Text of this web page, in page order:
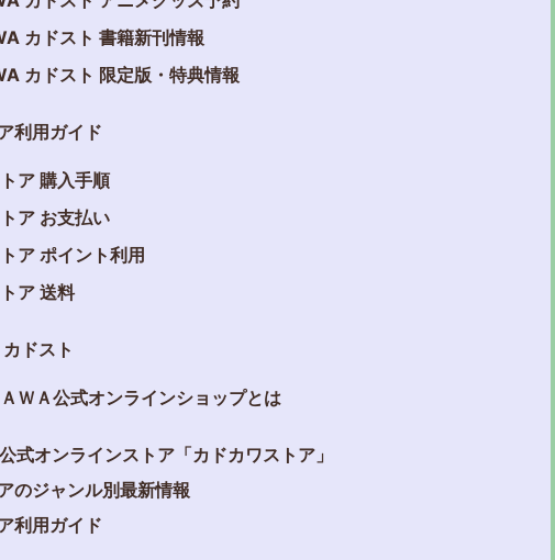
カドスト 書籍新刊情報
カドスト 限定版・特典情報
利用ガイド
ア 購入手順
ア お支払い
ア ポイント利用
ア 送料
ドスト
ＷＡ公式オンラインショップとは
式オンラインストア「カドカワストア」
のジャンル別最新情報
利用ガイド